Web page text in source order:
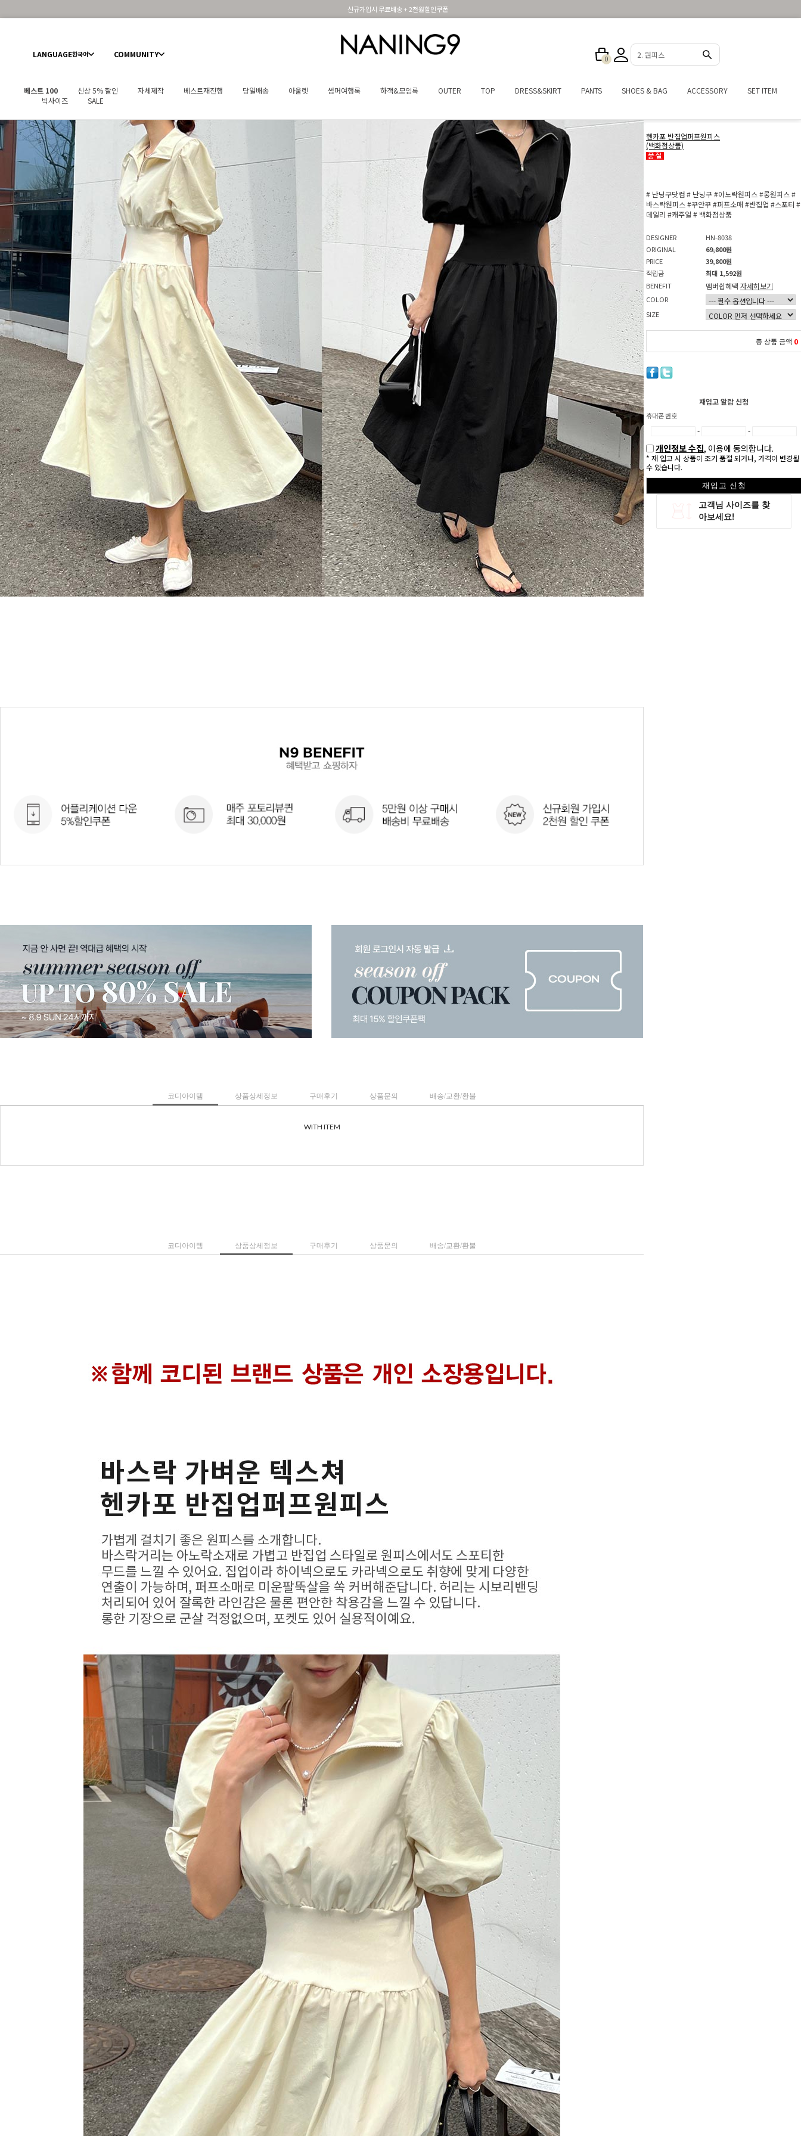
휴면 해제시 무료배송쿠폰
LANGUAGE한국어 COMMUNITY 0 3. 반바지
베스트 100 신상 5% 할인 자체제작 베스트재진행 당일배송 아울렛 썸머여행룩 하객&모임룩 OUTER TOP DRESS&SKIRT PANTS SHOES & BAG ACCESSORY
SET ITEM
빅사이즈
SALE
헨카포 반집업퍼프원피스
(백화점상품)
# 난닝구닷컴# 난닝구#아노락원피스 #롱원피스 #
바스락원피스 #꾸안꾸#퍼프소매#반집업 #스포티 #
데일리 #캐주얼 # 백화점상품
DESIGNER
HN-8038
ORIGINAL
69,800원
PRICE
39,800원
적립금
최대 1,592원
BENEFIT
멤버쉽혜택 자세히보기
COLOR
SIZE
총 상품 금액 0
재입고 알람 신청
휴대폰 번호
- -
개인정보 수집, 이용에 동의합니다.
* 재 입고 시 상품이 조기 품절 되거나, 가격이 변경될
수 있습니다.
재입고 신청
코디아이템 상품상세정보 구매후기 상품문의 배송/교환/환불
WITH ITEM
코디아이템 상품상세정보 구매후기 상품문의 배송/교환/환불